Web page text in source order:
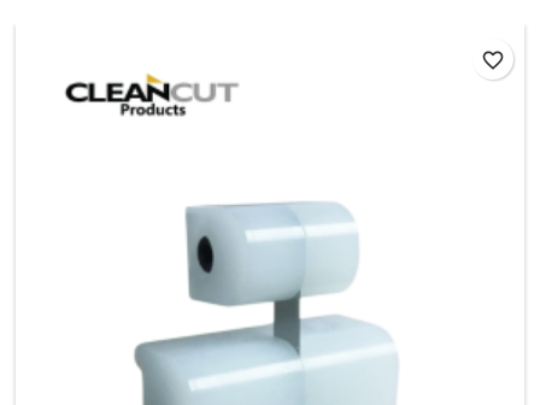
favorite_border